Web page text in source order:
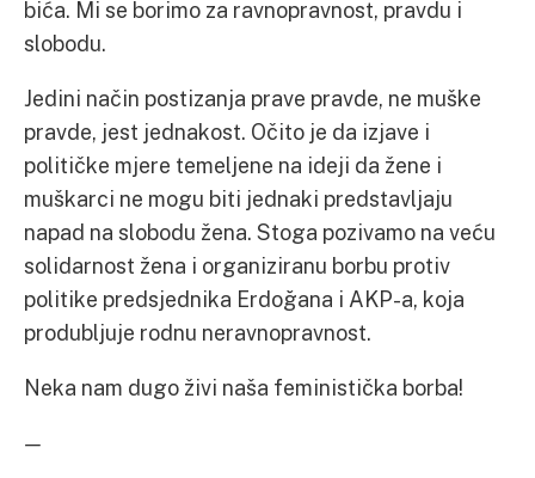
bića. Mi se borimo za ravnopravnost, pravdu i
slobodu.
Jedini način postizanja prave pravde, ne muške
pravde, jest jednakost. Očito je da izjave i
političke mjere temeljene na ideji da žene i
muškarci ne mogu biti jednaki predstavljaju
napad na slobodu žena. Stoga pozivamo na veću
solidarnost žena i organiziranu borbu protiv
politike predsjednika Erdoğana i AKP-a, koja
produbljuje rodnu neravnopravnost.
Neka nam dugo živi naša feministička borba!
—